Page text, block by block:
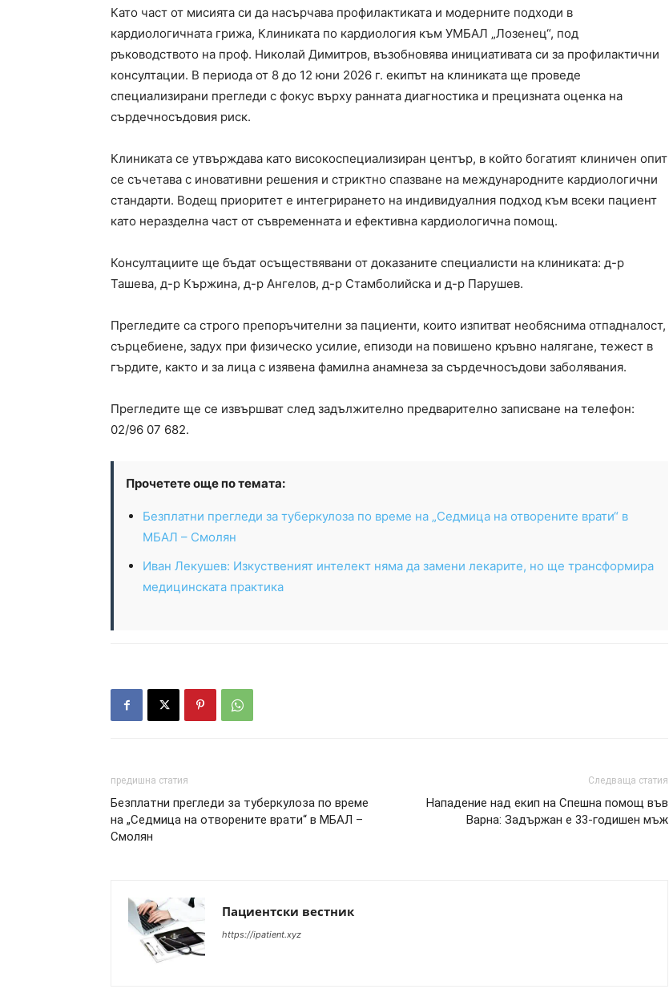
Като част от мисията си да насърчава профилактиката и модерните подходи в
кардиологичната грижа, Клиниката по кардиология към УМБАЛ „Лозенец“, под
ръководството на проф. Николай Димитров, възобновява инициативата си за профилактични
консултации. В периода от 8 до 12 юни 2026 г. екипът на клиниката ще проведе
специализирани прегледи с фокус върху ранната диагностика и прецизната оценка на
сърдечносъдовия риск.
Клиниката се утвърждава като високоспециализиран център, в който богатият клиничен опит
се съчетава с иновативни решения и стриктно спазване на международните кардиологични
стандарти. Водещ приоритет е интегрирането на индивидуалния подход към всеки пациент
като неразделна част от съвременната и ефективна кардиологична помощ.
Консултациите ще бъдат осъществявани от доказаните специалисти на клиниката: д-р
Ташева, д-р Кържина, д-р Ангелов, д-р Стамболийска и д-р Парушев.
Прегледите са строго препоръчителни за пациенти, които изпитват необяснима отпадналост,
сърцебиене, задух при физическо усилие, епизоди на повишено кръвно налягане, тежест в
гърдите, както и за лица с изявена фамилна анамнеза за сърдечносъдови заболявания.
Прегледите ще се извършват след задължително предварително записване на телефон:
02/96 07 682.
Прочетете още по темата:
Безплатни прегледи за туберкулоза по време на „Седмица на отворените врати“ в
МБАЛ – Смолян
Иван Лекушев: Изкуственият интелект няма да замени лекарите, но ще трансформира
медицинската практика
предишна статия
Безплатни прегледи за туберкулоза по време
на „Седмица на отворените врати“ в МБАЛ –
Смолян
Следваща статия
Нападение над екип на Спешна помощ във
Варна: Задържан е 33-годишен мъж
Пациентски вестник
https://ipatient.xyz